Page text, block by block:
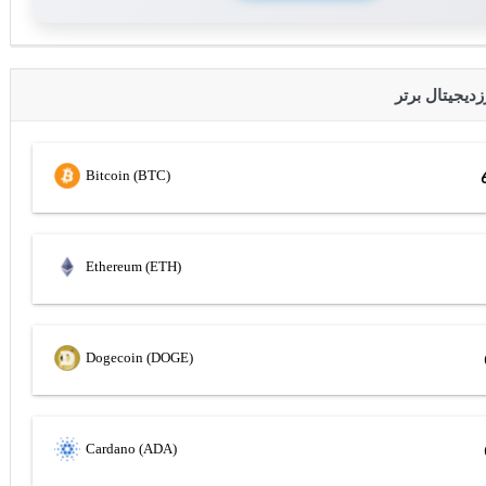
Bitcoin (BTC)
Ethereum (ETH)
Dogecoin (DOGE)
Cardano (ADA)